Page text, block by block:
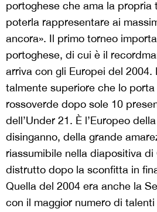
portoghese che ama la propria
poterla rappresentare ai
ancora». Il primo torneo
portoghese, di cui è il
arriva con gli Europei del 2004.
talmente superiore che lo
rossoverde dopo sole 10
dell’Under 21. È l’Europeo
disinganno, della grande
riassumibile nella diapositiva
distrutto dopo la sconfitta in
Quella del 2004 era anche la
con il maggior numero di